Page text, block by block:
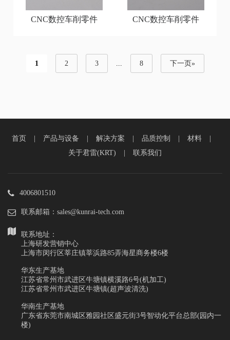
CNC数控车削零件 CNC数控车削零件
1 2 3 ... 8 下一页»
首页 产品与设备 解决方案 品质控制 材料
关于君雷(KRT)
联系我们
4006801510
联系邮箱：sales@kunrai-tech.com
联系地址：
上海研发营销中心
上海市闵行区莘庄镇莘浜路85弄海星商务楼6楼
华东生产基地
江苏省常州市武进区牛塘镇横溪路6号(机加工)
江苏省常州市武进区牛塘镇(超声波清洗)
华南生产基地
广东省东莞市南城区雅园社区盛元街3号智动化平台总部(园内一
楼)